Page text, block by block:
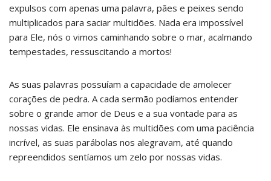
expulsos com apenas uma palavra, pães e peixes sendo
multiplicados para saciar multidões. Nada era impossível
para Ele, nós o vimos caminhando sobre o mar, acalmando
tempestades, ressuscitando a mortos!
As suas palavras possuíam a capacidade de amolecer
corações de pedra. A cada sermão podíamos entender
sobre o grande amor de Deus e a sua vontade para as
nossas vidas. Ele ensinava às multidões com uma paciência
incrível, as suas parábolas nos alegravam, até quando
repreendidos sentíamos um zelo por nossas vidas.